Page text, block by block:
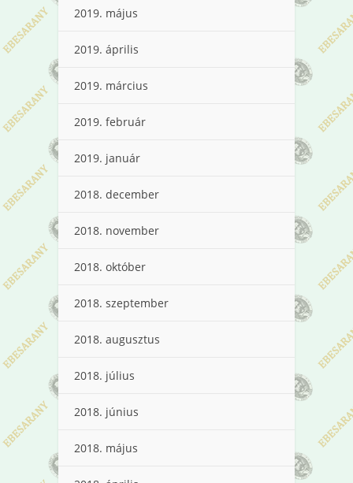
2019. május
2019. április
2019. március
2019. február
2019. január
2018. december
2018. november
2018. október
2018. szeptember
2018. augusztus
2018. július
2018. június
2018. május